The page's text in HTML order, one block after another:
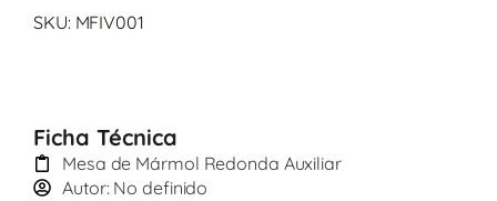
SKU: MFIV001
Ficha Técnica
Mesa de Mármol Redonda Auxiliar
Autor: No definido